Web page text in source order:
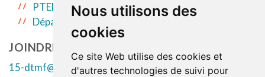
Nous utilisons des
cookies
Ce site Web utilise des cookies et
d'autres technologies de suivi pour
PTEM
Départ à la retraite
JOINDRE LE DTMF
15-dtmf@ssss.gouv.qc.ca